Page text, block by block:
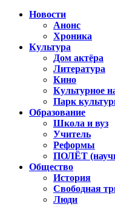
Новости
Анонс
Хроника
Культура
Дом актёра
Литература
Кино
Культурное
Парк
Образование
Школа и вуз
Учитель
Реформы
ПОЛЁТ
Общество
История
Свободная
Люди